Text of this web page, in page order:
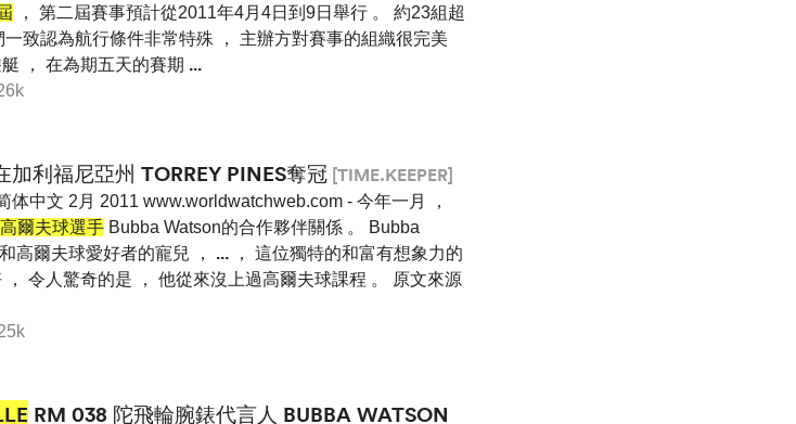
， 第二屆賽事預計從2011年4月4日到9日舉行 。 約23組超
致認為航行條件非常特殊 ， 主辦方對賽事的組織很完美
， 在為期五天的賽期 ...
加利福尼亞州 TORREY PINES奪冠 [TIME.KEEPER]
体中文 2月 2011 www.worldwatchweb.com - 今年一月 ，
爾夫球選手 Bubba Watson的合作夥伴關係 。 Bubba
高爾夫球愛好者的寵兒 ， ... ， 這位獨特的和富有想象力的
令人驚奇的是 ， 他從來沒上過高爾夫球課程 。 原文來源
RM 038 陀飛輪腕錶代言人 BUBBA WATSON